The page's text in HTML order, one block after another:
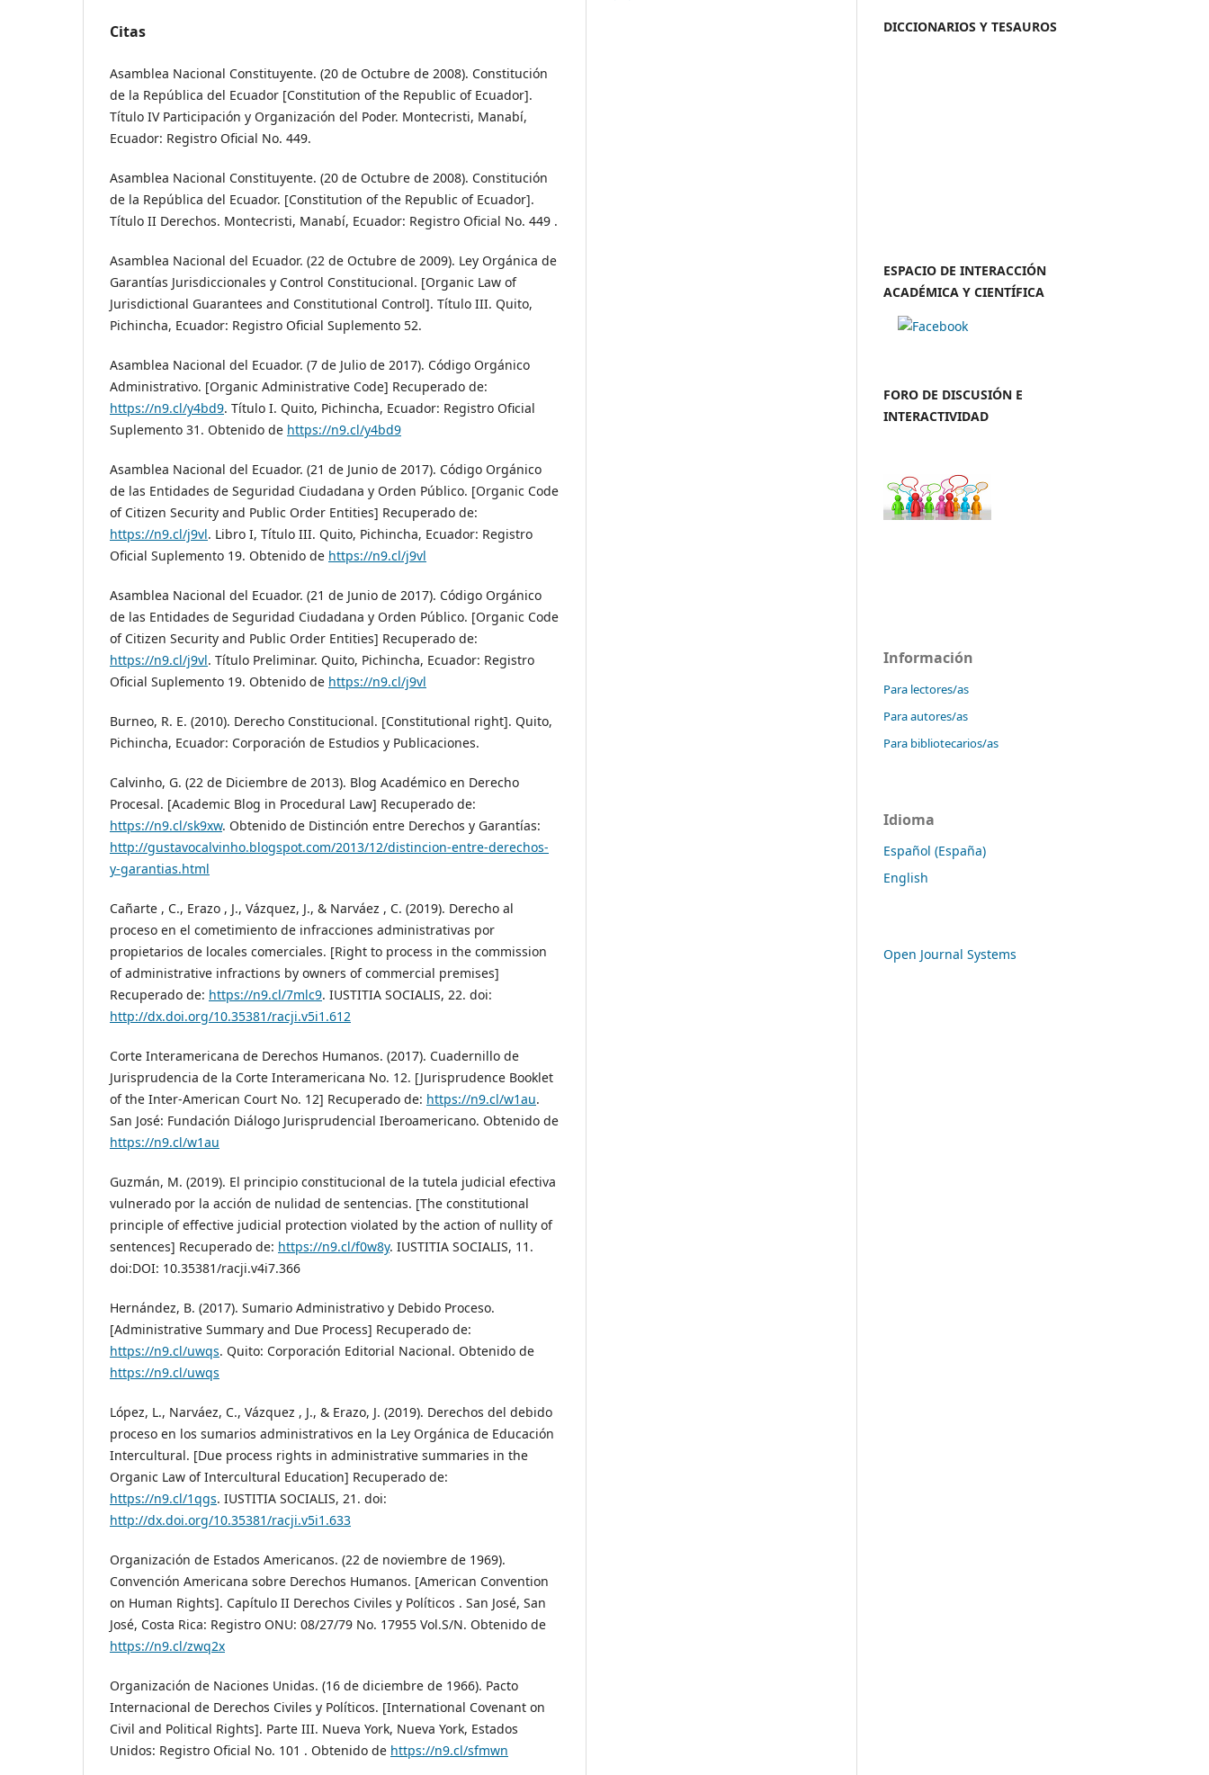
Citas
Asamblea Nacional Constituyente. (20 de Octubre de 2008). Constitución
de la República del Ecuador [Constitution of the Republic of Ecuador].
Título IV Participación y Organización del Poder. Montecristi, Manabí,
Ecuador: Registro Oficial No. 449.
Asamblea Nacional Constituyente. (20 de Octubre de 2008). Constitución
de la República del Ecuador. [Constitution of the Republic of Ecuador].
Título II Derechos. Montecristi, Manabí, Ecuador: Registro Oficial No. 449 .
Asamblea Nacional del Ecuador. (22 de Octubre de 2009). Ley Orgánica de
Garantías Jurisdiccionales y Control Constitucional. [Organic Law of
Jurisdictional Guarantees and Constitutional Control]. Título III. Quito,
Pichincha, Ecuador: Registro Oficial Suplemento 52.
Asamblea Nacional del Ecuador. (7 de Julio de 2017). Código Orgánico
Administrativo. [Organic Administrative Code] Recuperado de:
https://n9.cl/y4bd9. Título I. Quito, Pichincha, Ecuador: Registro Oficial
Suplemento 31. Obtenido de https://n9.cl/y4bd9
Asamblea Nacional del Ecuador. (21 de Junio de 2017). Código Orgánico
de las Entidades de Seguridad Ciudadana y Orden Público. [Organic Code
of Citizen Security and Public Order Entities] Recuperado de:
https://n9.cl/j9vl. Libro I, Título III. Quito, Pichincha, Ecuador: Registro
Oficial Suplemento 19. Obtenido de https://n9.cl/j9vl
Asamblea Nacional del Ecuador. (21 de Junio de 2017). Código Orgánico
de las Entidades de Seguridad Ciudadana y Orden Público. [Organic Code
of Citizen Security and Public Order Entities] Recuperado de:
https://n9.cl/j9vl. Título Preliminar. Quito, Pichincha, Ecuador: Registro
Oficial Suplemento 19. Obtenido de https://n9.cl/j9vl
Burneo, R. E. (2010). Derecho Constitucional. [Constitutional right]. Quito,
Pichincha, Ecuador: Corporación de Estudios y Publicaciones.
Calvinho, G. (22 de Diciembre de 2013). Blog Académico en Derecho
Procesal. [Academic Blog in Procedural Law] Recuperado de:
https://n9.cl/sk9xw. Obtenido de Distinción entre Derechos y Garantías:
http://gustavocalvinho.blogspot.com/2013/12/distincion-entre-derechos-
y-garantias.html
Cañarte , C., Erazo , J., Vázquez, J., & Narváez , C. (2019). Derecho al
proceso en el cometimiento de infracciones administrativas por
propietarios de locales comerciales. [Right to process in the commission
of administrative infractions by owners of commercial premises]
Recuperado de: https://n9.cl/7mlc9. IUSTITIA SOCIALIS, 22. doi:
http://dx.doi.org/10.35381/racji.v5i1.612
Corte Interamericana de Derechos Humanos. (2017). Cuadernillo de
Jurisprudencia de la Corte Interamericana No. 12. [Jurisprudence Booklet
of the Inter-American Court No. 12] Recuperado de: https://n9.cl/w1au.
San José: Fundación Diálogo Jurisprudencial Iberoamericano. Obtenido de
https://n9.cl/w1au
Guzmán, M. (2019). El principio constitucional de la tutela judicial efectiva
vulnerado por la acción de nulidad de sentencias. [The constitutional
principle of effective judicial protection violated by the action of nullity of
sentences] Recuperado de: https://n9.cl/f0w8y. IUSTITIA SOCIALIS, 11.
doi:DOI: 10.35381/racji.v4i7.366
Hernández, B. (2017). Sumario Administrativo y Debido Proceso.
[Administrative Summary and Due Process] Recuperado de:
https://n9.cl/uwqs. Quito: Corporación Editorial Nacional. Obtenido de
https://n9.cl/uwqs
López, L., Narváez, C., Vázquez , J., & Erazo, J. (2019). Derechos del debido
proceso en los sumarios administrativos en la Ley Orgánica de Educación
Intercultural. [Due process rights in administrative summaries in the
Organic Law of Intercultural Education] Recuperado de:
https://n9.cl/1qgs. IUSTITIA SOCIALIS, 21. doi:
http://dx.doi.org/10.35381/racji.v5i1.633
Organización de Estados Americanos. (22 de noviembre de 1969).
Convención Americana sobre Derechos Humanos. [American Convention
on Human Rights]. Capítulo II Derechos Civiles y Políticos . San José, San
José, Costa Rica: Registro ONU: 08/27/79 No. 17955 Vol.S/N. Obtenido de
https://n9.cl/zwq2x
Organización de Naciones Unidas. (16 de diciembre de 1966). Pacto
Internacional de Derechos Civiles y Políticos. [International Covenant on
Civil and Political Rights]. Parte III. Nueva York, Nueva York, Estados
Unidos: Registro Oficial No. 101 . Obtenido de https://n9.cl/sfmwn
DICCIONARIOS Y TESAUROS
ESPACIO DE INTERACCIÓN
ACADÉMICA Y CIENTÍFICA
FORO DE DISCUSIÓN E
INTERACTIVIDAD
Información
Para lectores/as
Para autores/as
Para bibliotecarios/as
Idioma
Español (España)
English
Open Journal Systems